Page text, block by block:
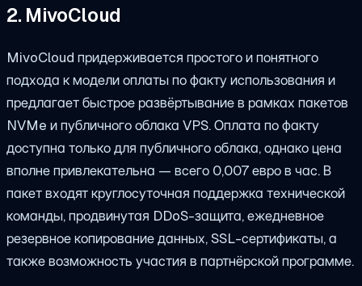
2. MivoCloud
MivoCloud придерживается простого и понятного
подхода к модели оплаты по факту использования и
предлагает быстрое развёртывание в рамках пакетов
NVMe и публичного облака VPS. Оплата по факту
доступна только для публичного облака, однако цена
вполне привлекательна — всего 0,007 евро в час. В
пакет входят круглосуточная поддержка технической
команды, продвинутая DDoS-защита, ежедневное
резервное копирование данных, SSL-сертификаты, а
также возможность участия в партнёрской программе.